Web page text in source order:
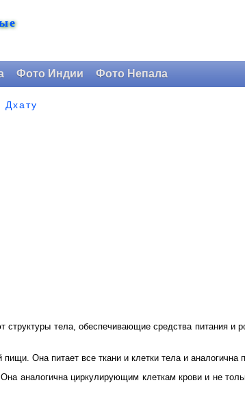
Фото Индии Фото Непала
Дхату
структуры тела, обеспечивающие средства питания и
пищи. Она питает все ткани и клетки тела и аналогична
аналогична циркулирующим клеткам крови и не